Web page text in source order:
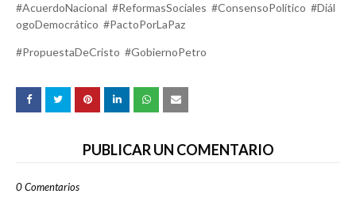
#AcuerdoNacional #ReformasSociales #ConsensoPolítico #Diál
ogoDemocrático #PactoPorLaPaz
#PropuestaDeCristo #GobiernoPetro
PUBLICAR UN COMENTARIO
0 Comentarios